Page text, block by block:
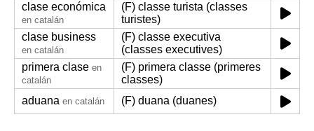
clase económica
en catalán
(F) classe turista (classes
turistes)
clase business
en catalán
(F) classe executiva
(classes executives)
primera clase en
catalán
(F) primera classe (primeres
classes)
aduana en catalán (F) duana (duanes)